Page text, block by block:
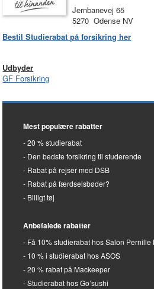
Jernbanevej 65
5270 Odense NV
Bestil Studierabat på forsikring her
Udbyder
GF Forsikring
Mest populære rabatter
20 % studierabat
Den bedste forsikring til studerende
Rabat på rejser med DSB
Rabat på færdselsbøder?
Billigt tøj
Anbefalede rabatter
Få 10% studierabat hos Salon Pernille
10 % i studierabat hos ASOS
20 % rabat på Mackeeper
Studierabat hos Go’sushi